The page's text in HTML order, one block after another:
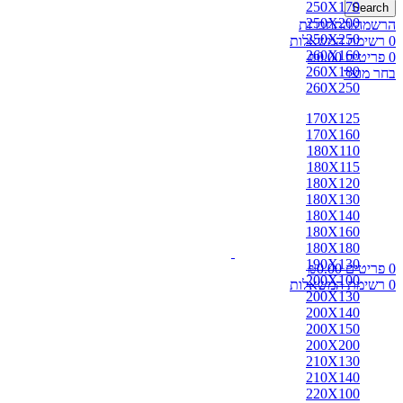
Search
הרשמה/התחברות
0 רשימת המשאלות
0 פריטים ₪0.00
בחר מוצר
0 פריטים ₪0.00
0 רשימת המשאלות
250X170
250X200
250X250
260X160
260X180
260X250
170X125
170X160
180X110
180X115
180X120
180X130
180X140
180X160
180X180
190X130
200X100
200X130
200X140
200X150
200X200
210X130
210X140
220X100